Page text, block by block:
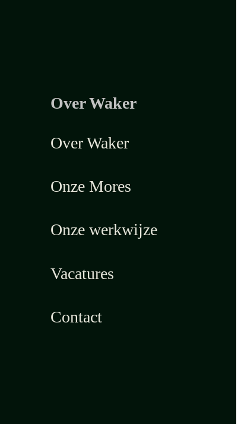
Over Waker
Over Waker
Onze Mores
Onze werkwijze
Vacatures
Contact